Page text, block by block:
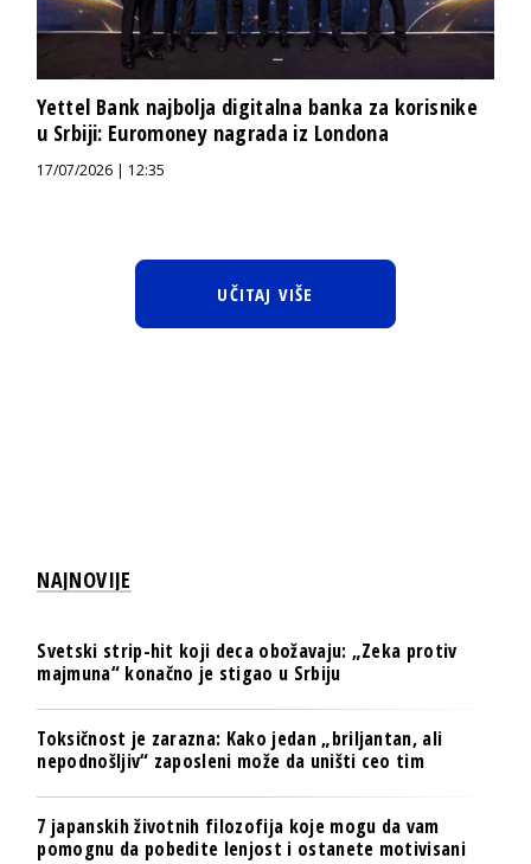
Yettel Bank najbolja digitalna banka za korisnike
u Srbiji: Euromoney nagrada iz Londona
17/07/2026 | 12:35
UČITAJ VIŠE
NAJNOVIJE
Svetski strip-hit koji deca obožavaju: „Zeka protiv
majmuna“ konačno je stigao u Srbiju
Toksičnost je zarazna: Kako jedan „briljantan, ali
nepodnošljiv“ zaposleni može da uništi ceo tim
7 japanskih životnih filozofija koje mogu da vam
pomognu da pobedite lenjost i ostanete motivisani